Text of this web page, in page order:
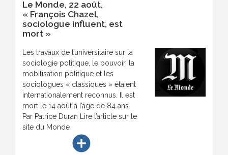
Le Monde, 22 août,
« François Chazel,
sociologue influent, est
mort »
Les travaux de l’universitaire sur la
sociologie politique, le pouvoir, la
mobilisation politique et les
sociologues « classiques » étaient
internationalement reconnus. Il est
mort le 14 août à l’âge de 84 ans.
Par Patrice Duran Lire l’article sur le
site du Monde
add_circle